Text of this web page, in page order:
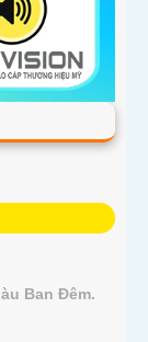
Ban Ðêm.